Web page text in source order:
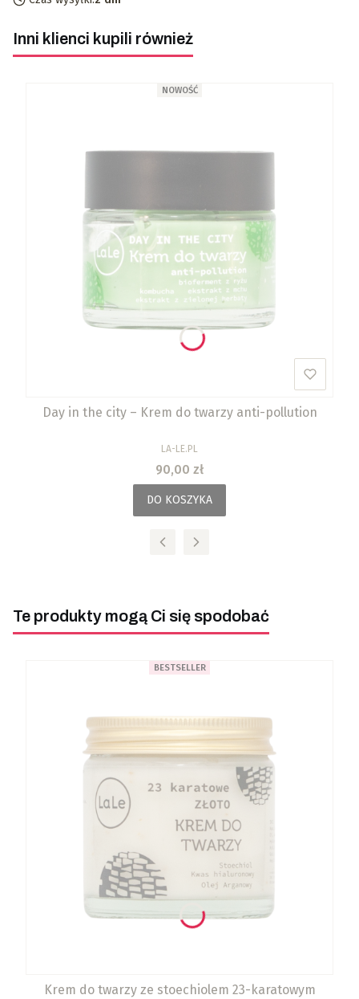
Inni klienci kupili również
NOWOŚĆ
Day in the city – Krem do twarzy anti-pollution
PRODUCENT
LA-LE.PL
Cena
90,00 zł
DO KOSZYKA
Te produkty mogą Ci się spodobać
BESTSELLER
Krem do twarzy ze stoechiolem 23-karatowym